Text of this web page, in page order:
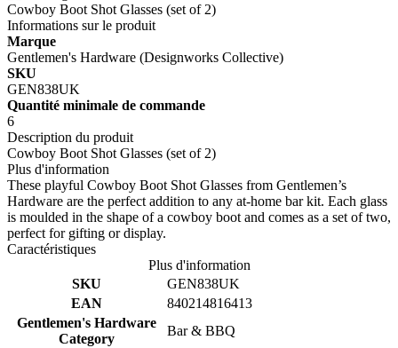
Cowboy Boot Shot Glasses (set of 2)
Informations sur le produit
Marque
Gentlemen's Hardware (Designworks Collective)
SKU
GEN838UK
Quantité minimale de commande
6
Description du produit
Cowboy Boot Shot Glasses (set of 2)
Plus d'information
These playful Cowboy Boot Shot Glasses from Gentlemen’s
Hardware are the perfect addition to any at-home bar kit. Each glass
is moulded in the shape of a cowboy boot and comes as a set of two,
perfect for gifting or display.
Caractéristiques
Plus d'information
SKU
GEN838UK
EAN
840214816413
Gentlemen's Hardware
Category
Bar & BBQ